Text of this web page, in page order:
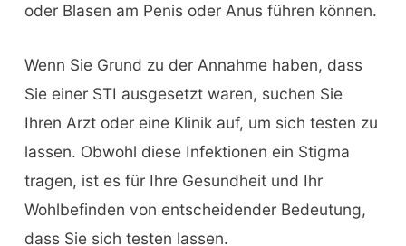
oder Blasen am Penis oder Anus führen können.
Wenn Sie Grund zu der Annahme haben, dass
Sie einer STI ausgesetzt waren, suchen Sie
Ihren Arzt oder eine Klinik auf, um sich testen zu
lassen. Obwohl diese Infektionen ein Stigma
tragen, ist es für Ihre Gesundheit und Ihr
Wohlbefinden von entscheidender Bedeutung,
dass Sie sich testen lassen.